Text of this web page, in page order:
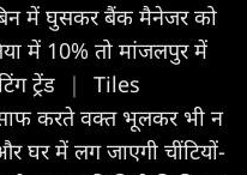
में घुसकर बैंक मैनेजर को
में 10% तो मांजलपुर में
ट्रेंड
|
Tiles
करते वक्त भूलकर भी न
घर में लग जाएगी चींटियों-